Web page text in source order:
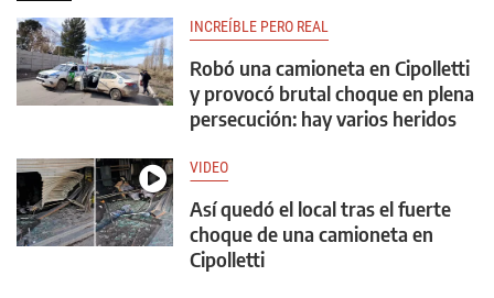
INCREÍBLE PERO REAL
Robó una camioneta en Cipolletti
y provocó brutal choque en plena
persecución: hay varios heridos
VIDEO
Así quedó el local tras el fuerte
choque de una camioneta en
Cipolletti